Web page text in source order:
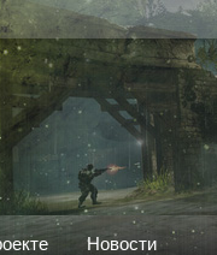
Новости